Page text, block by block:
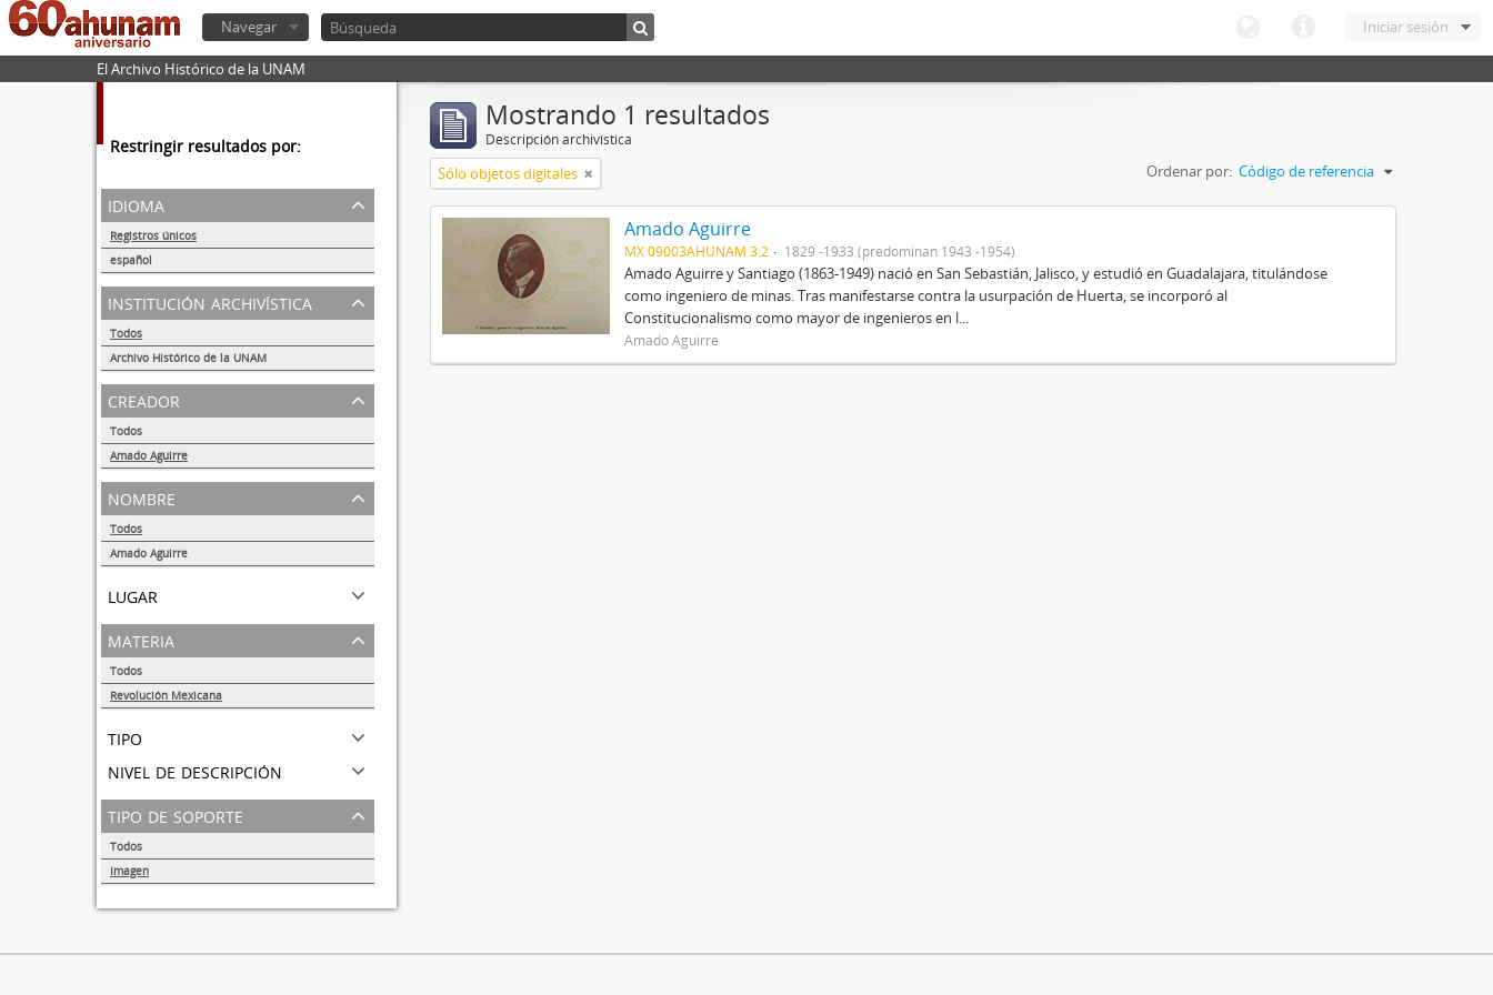
Iniciar sesión
Navegar
El Archivo Histórico de la UNAM
Restringir resultados por:
idioma
Registros únicos
español
1
institución archivística
Todos
Archivo Histórico de la UNAM
1
creador
Todos
Amado Aguirre
1
nombre
Todos
Amado Aguirre
lugar
materia
Todos
Revolución Mexicana
tipo
nivel de descripción
tipo de soporte
Todos
Imagen
Mostrando 1 resultados
Descripción archivística
Sólo objetos digitales Ordenar por: Código de referencia
Amado Aguirre
MX 09003AHUNAM 3.2 1829 -1933 (predominan 1943 -1954)
Amado Aguirre y Santiago (1863-1949) nació en San Sebastián, Jalisco, y estudió en Guadalajara, titulándose
como ingeniero de minas. Tras manifestarse contra la usurpación de Huerta, se incorporó al
Constitucionalismo como mayor de ingenieros en l...
Amado Aguirre